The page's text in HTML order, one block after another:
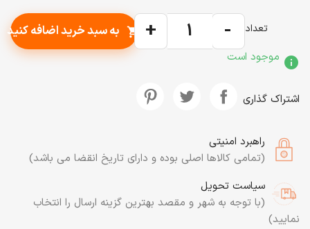
تعداد -
+
shopping_cart به سبد خرید اضافه کنید
info موجود است
اشتراک گذاری
راهبرد امنیتی
(تمامی کالاها اصلی بوده و دارای تاریخ انقضا می باشد)
سیاست تحویل
(با توجه به شهر و مقصد بهترین گزینه ارسال را انتخاب
نمایید)